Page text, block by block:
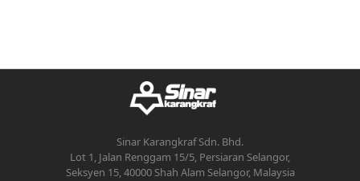
Sinar Karangkraf Sdn. Bhd.
Lot 1, Jalan Renggam 15/5, Persiaran Selangor,
Seksyen 15, 40000 Shah Alam Selangor, Malaysia